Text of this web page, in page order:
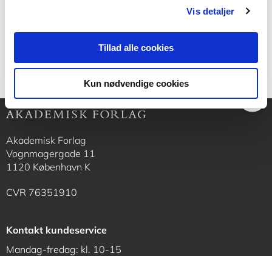
Vis detaljer
Tillad alle cookies
Kun nødvendige cookies
Akademisk Forlag
Vognmagergade 11
1120 København K
CVR 76351910
Kontakt kundeservice
Mandag-fredag: kl. 10-15